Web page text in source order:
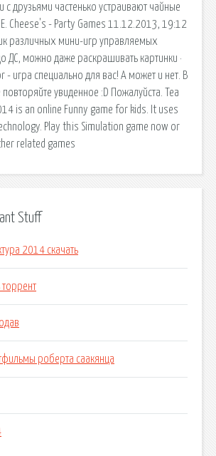
с друзьями частенько устраивают чайные
E. Cheese's - Party Games 11.12.2013, 19:12
различных мини-игр управляемых
ДС, можно даже раскрашивать картинки ·
- игра специально для вас! А может и нет. В
увиденное :D Пожалуйста. Tea
is an online Funny game for kids. It uses
Play this Simulation game now or
related games
Stuff
2014 скачать
торрент
роберта саакянца